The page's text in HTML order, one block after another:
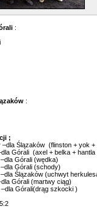
:
:
;
–dla Ślązaków (flinston + yok +
Górali (axel + belka + hantla
Górali (wędka)
Górali (schody)
Ślązaków (uchwyt
Górali (martwy ciąg)
Górali(drąg szkocki )